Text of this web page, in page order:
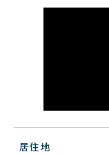
居住地